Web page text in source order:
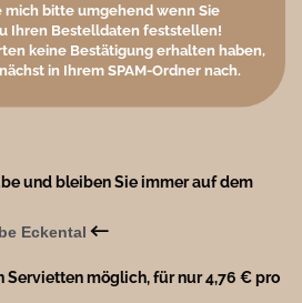
mich bitte umgehend wenn Sie
Ihren Bestelldaten feststellen!
keine Bestätigung erhalten haben,
in Ihrem SPAM-Ordner nach.
und bleiben Sie immer auf dem
Eckental ←
Servietten möglich, für nur 4,76 € pro